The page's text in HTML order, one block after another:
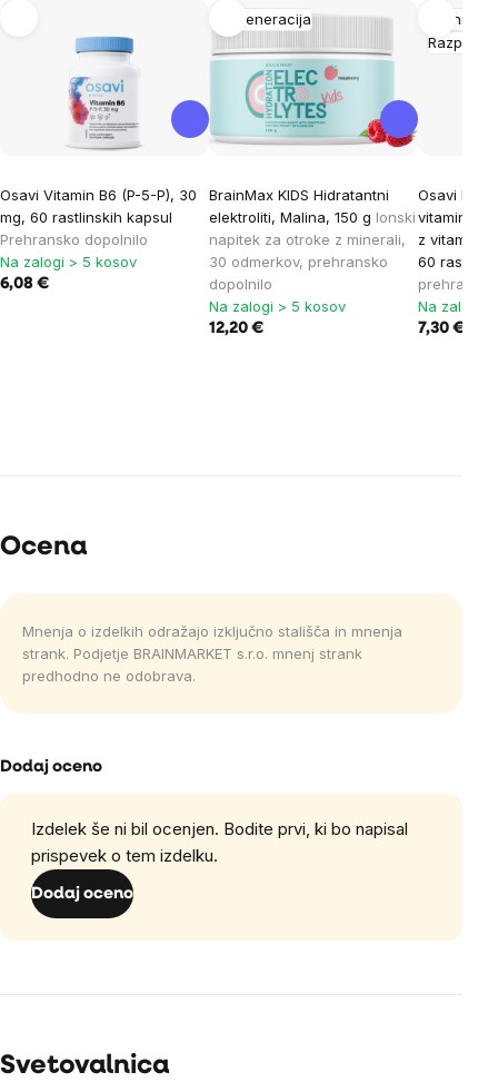
Osavi Vitamin B6 (P-5-P), 30
mg, 60 rastlinskih kapsul
Prehransko dopolnilo
Na zalogi > 5 kosov
6,08 €
Regeneracija
BrainMax KIDS Hidratantni
elektroliti, Malina, 150 g Ionski
napitek za otroke z minerali,
30 odmerkov, prehransko
dopolnilo
Na zalogi > 5 kosov
12,20 €
Imuniteta
Osavi
vitamin A
z
60
Na zalogi
7,30 €
Ocena
Mnenja o izdelkih odražajo izključno stališča in mnenja
strank. Podjetje BRAINMARKET s.r.o. mnenj strank
predhodno ne odobrava.
Dodaj oceno
Izdelek še ni bil ocenjen. Bodite prvi, ki bo napisal
prispevek o tem izdelku.
Dodaj oceno
Svetovalnica